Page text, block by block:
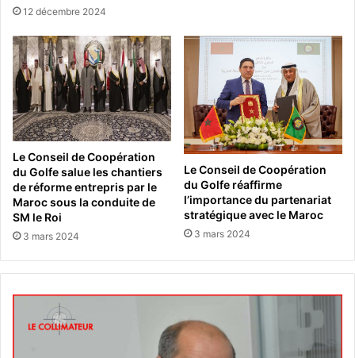
12 décembre 2024
Le Conseil de Coopération
du Golfe salue les chantiers
de réforme entrepris par le
Maroc sous la conduite de
SM le Roi
3 mars 2024
Le Conseil de Coopération
du Golfe réaffirme
l’importance du partenariat
stratégique avec le Maroc
3 mars 2024